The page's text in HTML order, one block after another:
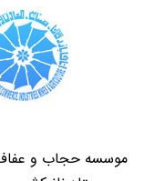
موسسه حجاب و عفاف